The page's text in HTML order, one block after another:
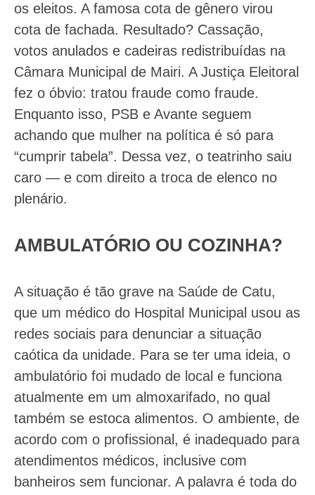
os eleitos. A famosa cota de gênero virou
cota de fachada. Resultado? Cassação,
votos anulados e cadeiras redistribuídas na
Câmara Municipal de Mairi. A Justiça Eleitoral
fez o óbvio: tratou fraude como fraude.
Enquanto isso, PSB e Avante seguem
achando que mulher na política é só para
“cumprir tabela”. Dessa vez, o teatrinho saiu
caro — e com direito a troca de elenco no
plenário.
AMBULATÓRIO OU COZINHA?
A situação é tão grave na Saúde de Catu,
que um médico do Hospital Municipal usou as
redes sociais para denunciar a situação
caótica da unidade. Para se ter uma ideia, o
ambulatório foi mudado de local e funciona
atualmente em um almoxarifado, no qual
também se estoca alimentos. O ambiente, de
acordo com o profissional, é inadequado para
atendimentos médicos, inclusive com
banheiros sem funcionar. A palavra é toda do